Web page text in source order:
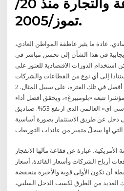
تموز/2005.
عادة ما يثير عاطفة المواطن العادي،
في هذا الشأن إلى تحسن مباشر في
استخدام الدورات الاقتصادية للعثور على
إلى أي نوع من القطاعات والشركات
أداء أفضل في تلك الفترة، على سبيل المثال. 2 days ago · ليتفوق مؤشر
الأسهم التايوانية على 93 مؤشرا تتبعه «بلومبيرغ»، ويحقق أفضل أداء
مقارنة مع مؤشر «إم إس سي آي» العالمي الذي ارتفع 53%. صناديق
عن طريق الاستثمار بصورة أساسية
عبارة عن فقاعة مآلها الانفجار
أرباح الشركات وأسعار الفائدة. أسعار
أن تكون الأولى قوية والأخيرة منخفضة
العديد من الطرق لكسب الدخل السلبي،